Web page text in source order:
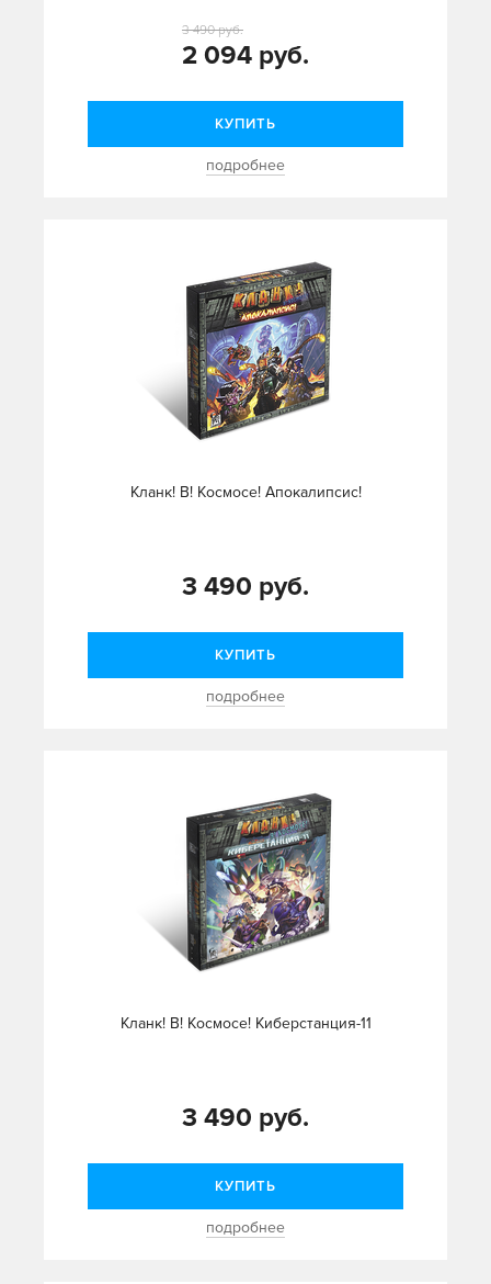
2 094 руб.
3 490 руб.
КУПИТЬ
подробнее
Кланк! В! Космосе! Апокалипсис!
3 490 руб.
КУПИТЬ
подробнее
Кланк! В! Космосе! Киберстанция-11
3 490 руб.
КУПИТЬ
подробнее